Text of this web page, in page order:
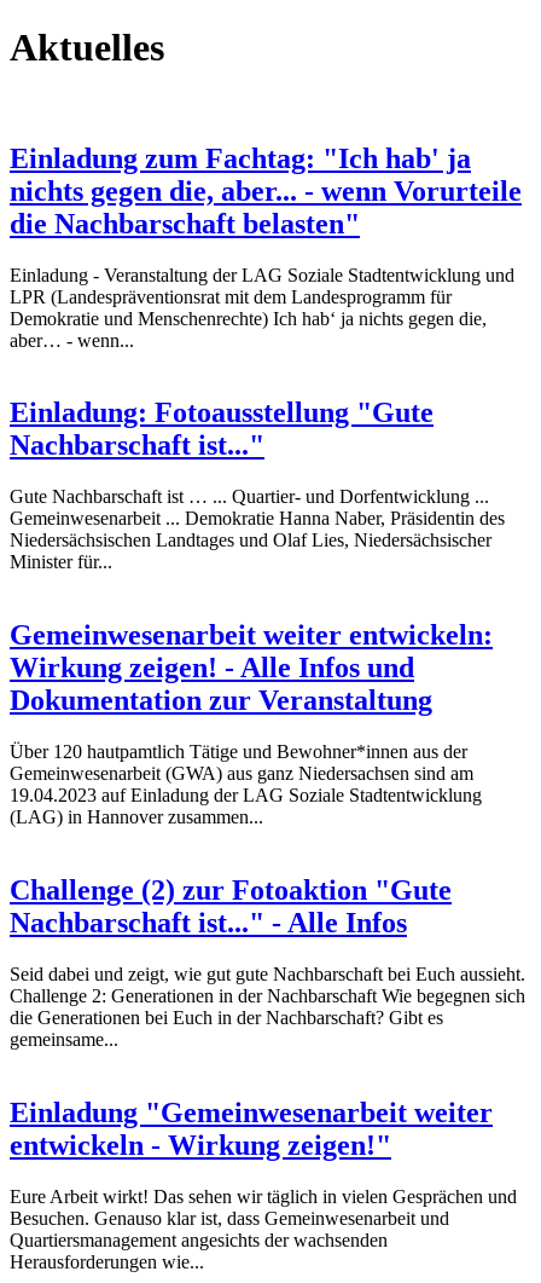
Aktuelles
Einladung zum Fachtag: "Ich hab' ja
nichts gegen die, aber... - wenn Vorurteile
die Nachbarschaft belasten"
Einladung - Veranstaltung der LAG Soziale Stadtentwicklung und
LPR (Landespräventionsrat mit dem Landesprogramm für
Demokratie und Menschenrechte) Ich hab‘ ja nichts gegen die,
aber… - wenn...
Einladung: Fotoausstellung "Gute
Nachbarschaft ist..."
Gute Nachbarschaft ist … ... Quartier- und Dorfentwicklung ...
Gemeinwesenarbeit ... Demokratie Hanna Naber, Präsidentin des
Niedersächsischen Landtages und Olaf Lies, Niedersächsischer
Minister für...
Gemeinwesenarbeit weiter entwickeln:
Wirkung zeigen! - Alle Infos und
Dokumentation zur Veranstaltung
Über 120 hautpamtlich Tätige und Bewohner*innen aus der
Gemeinwesenarbeit (GWA) aus ganz Niedersachsen sind am
19.04.2023 auf Einladung der LAG Soziale Stadtentwicklung
(LAG) in Hannover zusammen...
Challenge (2) zur Fotoaktion "Gute
Nachbarschaft ist..." - Alle Infos
Seid dabei und zeigt, wie gut gute Nachbarschaft bei Euch aussieht.
Challenge 2: Generationen in der Nachbarschaft Wie begegnen sich
die Generationen bei Euch in der Nachbarschaft? Gibt es
gemeinsame...
Einladung "Gemeinwesenarbeit weiter
entwickeln - Wirkung zeigen!"
Eure Arbeit wirkt! Das sehen wir täglich in vielen Gesprächen und
Besuchen. Genauso klar ist, dass Gemeinwesenarbeit und
Quartiersmanagement angesichts der wachsenden
Herausforderungen wie...